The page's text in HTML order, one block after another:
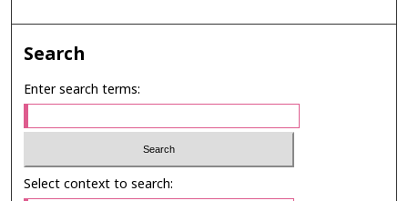
Search
Enter search terms:
Select context to search: